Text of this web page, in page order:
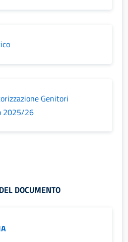
Genitori
2025/26
DOCUMENTO